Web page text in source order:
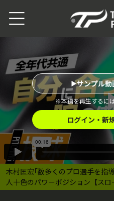
木村匡宏｢数多くのプロ選手を
人十色のパワーポジション【スロ
※本編を再生するに
サンプル
ログイン・新